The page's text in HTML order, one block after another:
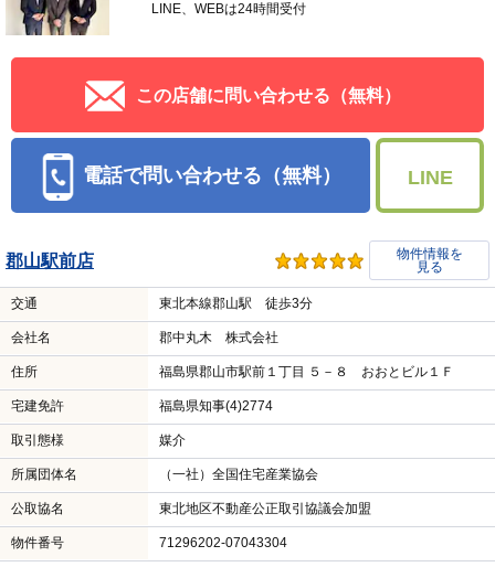
LINE、WEBは24時間受付
この店舗に問い合わせる（無料）
電話で問い合わせる（無料） LINE
郡山駅前店
物件情報を
見る
交通 東北本線郡山駅 徒歩3分
会社名 郡中丸木 株式会社
住所 福島県郡山市駅前１丁目 ５－８ おおとビル１Ｆ
宅建免許 福島県知事(4)2774
取引態様 媒介
所属団体名 （一社）全国住宅産業協会
公取協名 東北地区不動産公正取引協議会加盟
物件番号 71296202-07043304